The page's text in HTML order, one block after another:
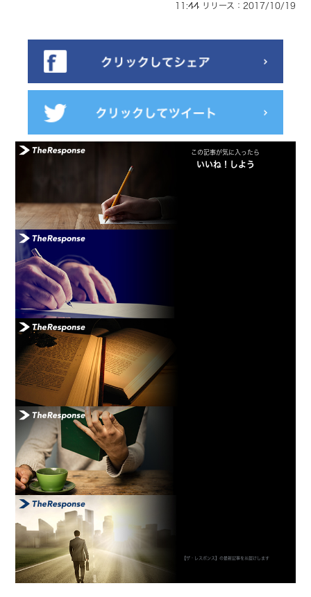
11:44 リリース：2017/10/19
この記事が気に入ったら
いいね！しよう
【ザ・レスポンス】の最新記事をお届けします